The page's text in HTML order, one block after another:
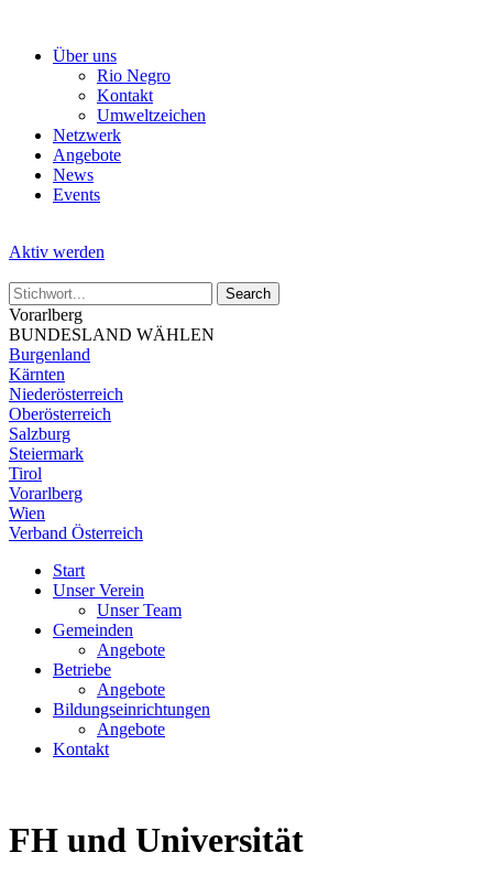
Über uns
Rio Negro
Kontakt
Umweltzeichen
Netzwerk
Angebote
News
Events
Aktiv werden
Vorarlberg
BUNDESLAND WÄHLEN
Burgenland
Kärnten
Niederösterreich
Oberösterreich
Salzburg
Steiermark
Tirol
Vorarlberg
Wien
Verband Österreich
Start
Unser Verein
Unser Team
Gemeinden
Angebote
Betriebe
Angebote
Bildungseinrichtungen
Angebote
Kontakt
FH und Universität